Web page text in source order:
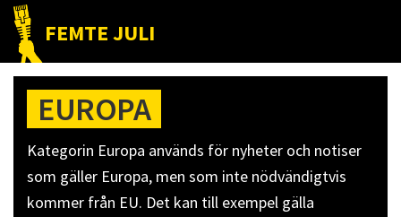
Hoppa
huvudnavigering
Hoppa
huvudinnehåll
Hoppa
det
primära
sidofältet
FEMTE JULI
Nätet
till
folket!EUROPA
Kategorin Europa används för nyheter och notiser
som gäller Europa, men som inte nödvändigtvis
kommer från EU. Det kan till exempel gälla